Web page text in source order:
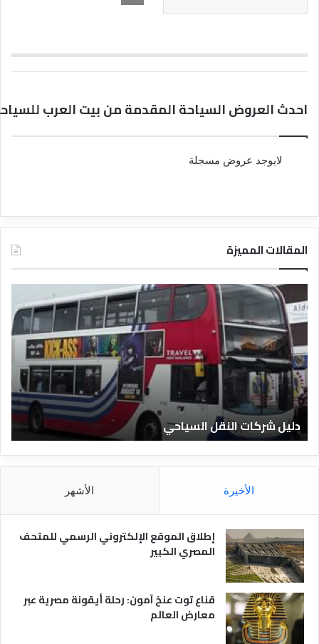
احدث العروض السياحة المقدمة من بيت العرب
لايوجد عروض مسجلة
المقالات المميزة
ل
ي
ش
ر
ك
ا
ت
ل
ن
ق
ل
س
ح
ي
دليل شركات النقل السياحي
ا
ر
الأخيرة الأشهر
إطلاق الموقع الإلكتروني الرسمي للمتحف
المصري الكبير
قناع توت عنخ آمون: رحلة أيقونة مصرية عبر
معارض العالم